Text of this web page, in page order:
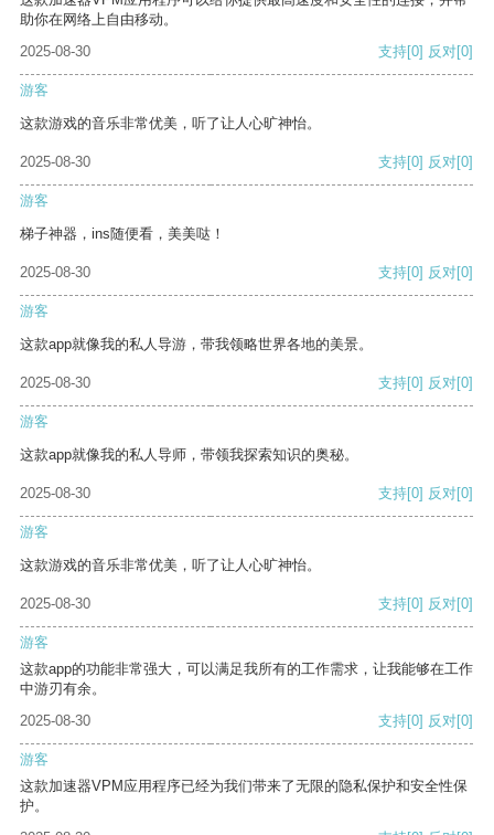
助你在网络上自由移动。
2025-08-30
支持[0] 反对[0]
游客
这款游戏的音乐非常优美，听了让人心旷神怡。
2025-08-30 支持[0] 反对[0]
游客
梯子神器，ins随便看，美美哒！
2025-08-30 支持[0] 反对[0]
游客
这款app就像我的私人导游，带我领略世界各地的美景。
2025-08-30 支持[0] 反对[0]
游客
这款app就像我的私人导师，带领我探索知识的奥秘。
2025-08-30 支持[0] 反对[0]
游客
这款游戏的音乐非常优美，听了让人心旷神怡。
2025-08-30 支持[0] 反对[0]
游客
这款app的功能非常强大，可以满足我所有的工作需求，让我能够在工作
中游刃有余。
2025-08-30
支持[0] 反对[0]
游客
这款加速器VPM应用程序已经为我们带来了无限的隐私保护和安全性保
护。